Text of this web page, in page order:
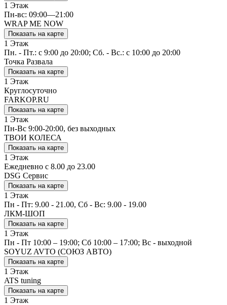
1 Этаж
Пн-вс: 09:00—21:00
WRAP ME NOW
Показать на карте
1 Этаж
Пн. - Пт.: с 9:00 до 20:00; Сб. - Вс.: с 10:00 до 20:00
Точка Развала
Показать на карте
1 Этаж
Круглосуточно
FARKOP.RU
Показать на карте
1 Этаж
Пн-Вс 9:00-20:00, без выходных
ТВОИ КОЛЕСА
Показать на карте
1 Этаж
Ежедневно с 8.00 до 23.00
DSG Сервис
Показать на карте
1 Этаж
Пн - Пт: 9.00 - 21.00, Сб - Вс: 9.00 - 19.00
ЛКМ-ШОП
Показать на карте
1 Этаж
Пн - Пт 10:00 – 19:00; Сб 10:00 – 17:00; Вс - выходной
SOYUZ AVTO (СОЮЗ АВТО)
Показать на карте
1 Этаж
ATS tuning
Показать на карте
1 Этаж